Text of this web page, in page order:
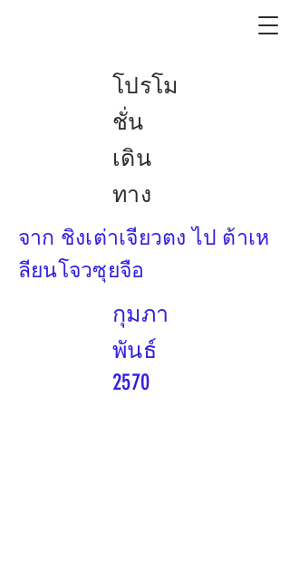
โปรโม
ชั่น
เดิน
ทาง
จาก ชิงเต่าเจียวตง ไป ต้าเห
ลียนโจวซุยจือ
กุมภา
พันธ์
2570